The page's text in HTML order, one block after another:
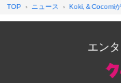
TOP ニュース Koki,＆Cocomi
エン